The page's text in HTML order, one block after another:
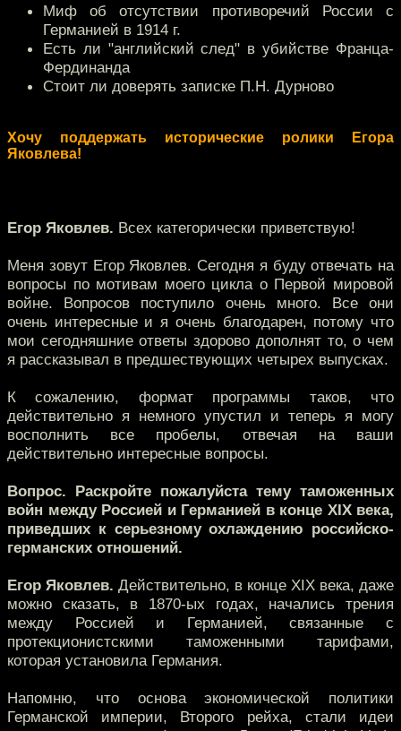
Миф об отсутствии противоречий России с
Германией в 1914 г.
Есть ли "английский след" в убийстве Франца-
Фердинанда
Стоит ли доверять записке П.Н. Дурново
Хочу поддержать исторические ролики Егора
Яковлева!
Егор Яковлев. Всех категорически приветствую!
Меня зовут Егор Яковлев. Сегодня я буду отвечать на
вопросы по мотивам моего цикла о Первой мировой
войне. Вопросов поступило очень много. Все они
очень интересные и я очень благодарен, потому что
мои сегодняшние ответы здорово дополнят то, о чем
я рассказывал в предшествующих четырех выпусках.
К сожалению, формат программы таков, что
действительно я немного упустил и теперь я могу
восполнить все пробелы, отвечая на ваши
действительно интересные вопросы.
Вопрос. Раскройте пожалуйста тему таможенных
войн между Россией и Германией в конце XIX века,
приведших к серьезному охлаждению российско-
германских отношений.
Егор Яковлев. Действительно, в конце XIX века, даже
можно сказать, в 1870-ых годах, начались трения
между Россией и Германией, связанные с
протекционистскими таможенными тарифами,
которая установила Германия.
Напомню, что основа экономической политики
Германской империи, Второго рейха, стали идеи